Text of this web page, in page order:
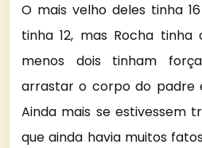
O mais velho deles tinha
tinha 12, mas Rocha
menos dois tinham
arrastar o corpo do padre
Ainda mais se estivessem
que ainda havia muitos